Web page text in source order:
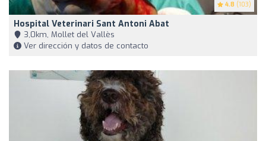
4.8 (103)
Hospital Veterinari Sant Antoni Abat
3,0km, Mollet del Vallès
Ver dirección y datos de contacto